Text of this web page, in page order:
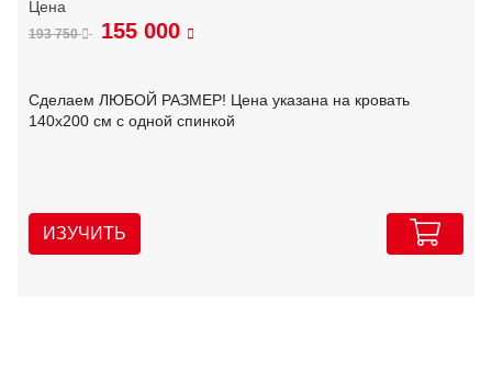
193 750 155 000
Сделаем ЛЮБОЙ РАЗМЕР! Цена указана на кровать
140х200 см с одной спинкой
ИЗУЧИТЬ